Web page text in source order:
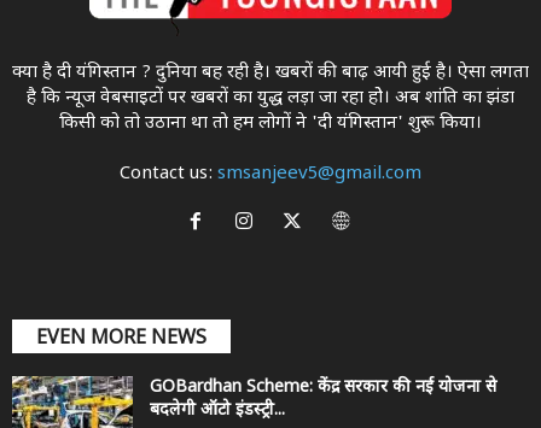
क्या है दी यंगिस्तान ? दुनिया बह रही है। खबरों की बाढ़ आयी हुई है। ऐसा लगता
है कि न्यूज वेबसाइटों पर खबरों का युद्ध लड़ा जा रहा होे। अब शांति का झंडा
किसी को तो उठाना था ताे हम लोगों ने 'दी यंगिस्तान' शुरू किया।
Contact us: smsanjeev5@gmail.com
EVEN MORE NEWS
GOBardhan Scheme: केंद्र सरकार की नई योजना से
बदलेगी ऑटो इंडस्ट्री...